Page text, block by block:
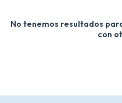
No tenemos resultados
con